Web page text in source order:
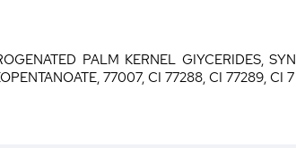
PALM KERNEL GIYCERIDES,
77007, CI 77288, CI 77289, CI 7